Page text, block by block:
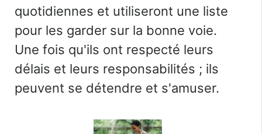
quotidiennes et utiliseront une liste
pour les garder sur la bonne voie.
Une fois qu'ils ont respecté leurs
délais et leurs responsabilités ; ils
peuvent se détendre et s'amuser.